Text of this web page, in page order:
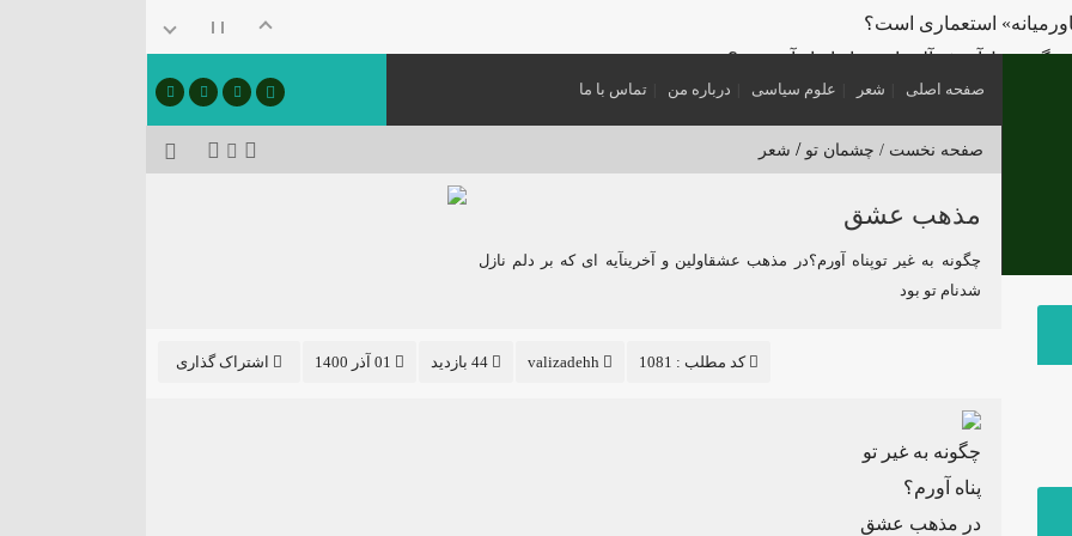
استعماری است؟
و تل‌آویو؛ «آلترناتیو» یا «ابزار آشوب»؟
سیاسی؛ چگونه فاتحان نام کشورهای امروز را نوشتند؟
تا ایالات متحده
یکصد سال اخیر چه کسی بود؟
«بمباران برای تسلیم» آمریکا در برابر ایران قفل شده است؟
صفحه اصلی شعر علوم سیاسی درباره من تماس با ما
صفحه نخست / چشمان تو / شعر
مذهب عشق
چگونه به غیر توپناه آورم؟در مذهب عشقاولین و آخرینآیه ای که بر دلم نازل
شدنام تو بود
اشتراک گذاری valizadehh کد مطلب : 1081
چگونه به غیر تو
پناه آورم؟
در مذهب عشق